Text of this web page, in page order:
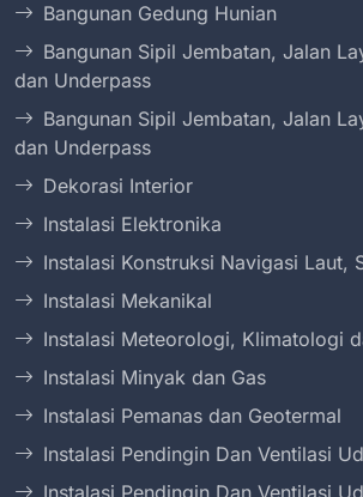
Bangunan Gedung Hunian
Bangunan Sipil Jembatan, Jalan
dan Underpass
Bangunan Sipil Jembatan, Jalan
dan Underpass
Dekorasi Interior
Instalasi Elektronika
Instalasi Konstruksi Navigasi Laut,
Instalasi Mekanikal
Instalasi Meteorologi, Klimatologi
Instalasi Minyak dan Gas
Instalasi Pemanas dan Geotermal
Instalasi Pendingin Dan Ventilasi